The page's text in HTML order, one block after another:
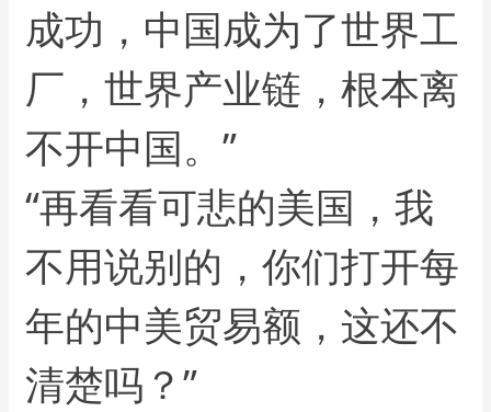
成功，中国成为了世界工
厂，世界产业链，根本离
不开中国。”
“再看看可悲的美国，我
不用说别的，你们打开每
年的中美贸易额，这还不
清楚吗？”